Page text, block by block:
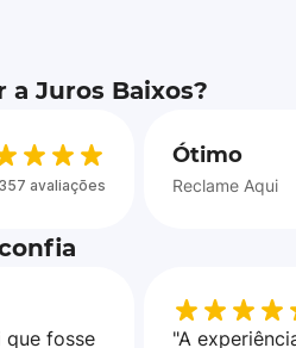
a Juros Baixos?
avaliações
Ótimo
Reclame Aqui
que fosse
"A